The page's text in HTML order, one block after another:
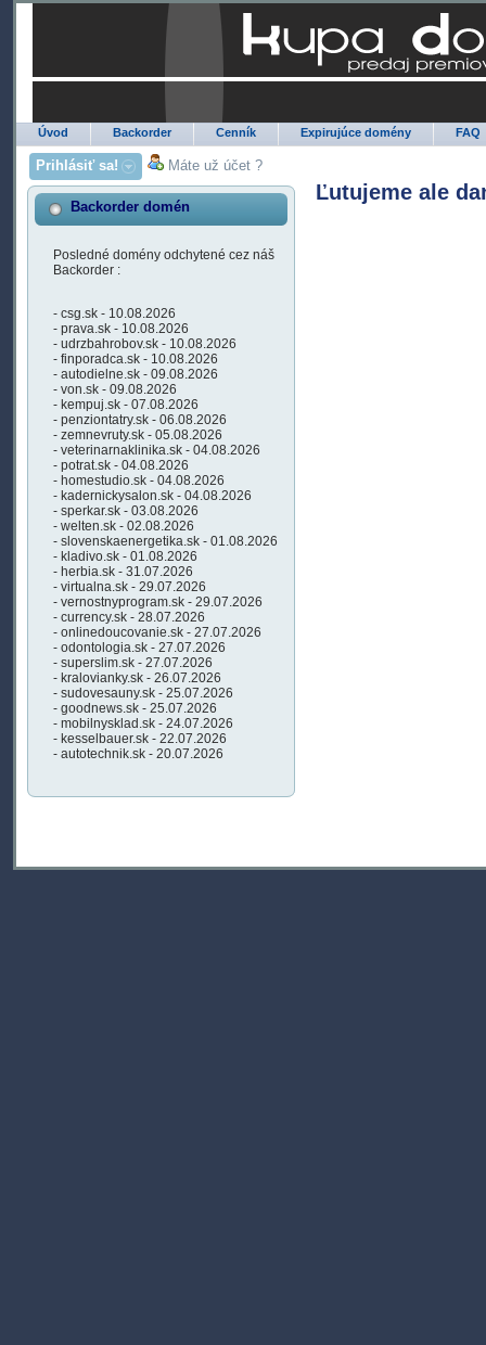
Úvod Backorder Cenník Expirujúce domény FAQ
Prihlásiť sa! Máte už účet ?
Backorder domén
Posledné domény odchytené cez náš
Backorder :
- csg.sk - 10.08.2026
- prava.sk - 10.08.2026
- udrzbahrobov.sk - 10.08.2026
- finporadca.sk - 10.08.2026
- autodielne.sk - 09.08.2026
- von.sk - 09.08.2026
- kempuj.sk - 07.08.2026
- penziontatry.sk - 06.08.2026
- zemnevruty.sk - 05.08.2026
- veterinarnaklinika.sk - 04.08.2026
- potrat.sk - 04.08.2026
- homestudio.sk - 04.08.2026
- kadernickysalon.sk - 04.08.2026
- sperkar.sk - 03.08.2026
- welten.sk - 02.08.2026
- slovenskaenergetika.sk - 01.08.2026
- kladivo.sk - 01.08.2026
- herbia.sk - 31.07.2026
- virtualna.sk - 29.07.2026
- vernostnyprogram.sk - 29.07.2026
- currency.sk - 28.07.2026
- onlinedoucovanie.sk - 27.07.2026
- odontologia.sk - 27.07.2026
- superslim.sk - 27.07.2026
- kralovianky.sk - 26.07.2026
- sudovesauny.sk - 25.07.2026
- goodnews.sk - 25.07.2026
- mobilnysklad.sk - 24.07.2026
- kesselbauer.sk - 22.07.2026
- autotechnik.sk - 20.07.2026
Ľutujeme ale